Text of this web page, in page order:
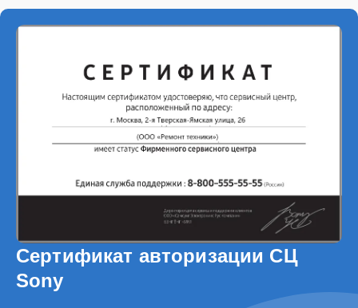
Сертификат авторизации СЦ
Sony